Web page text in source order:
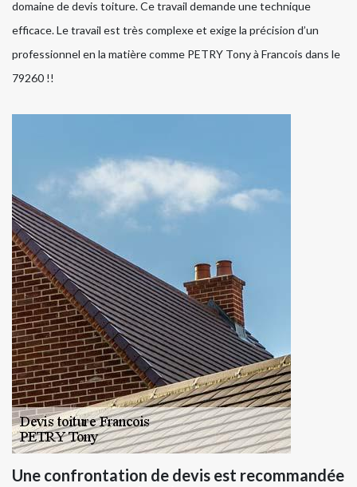
domaine de devis toiture. Ce travail demande une technique
efficace. Le travail est très complexe et exige la précision d’un
professionnel en la matière comme PETRY Tony à Francois dans le
79260 !!
Une confrontation de devis est recommandée